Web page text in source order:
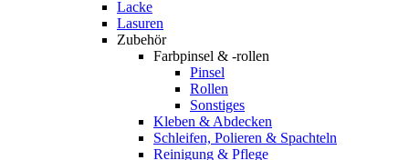
Lacke
Lasuren
Zubehör
Farbpinsel & -rollen
Pinsel
Rollen
Sonstiges
Kleben & Abdecken
Schleifen, Polieren & Spachteln
Reinigung & Pflege